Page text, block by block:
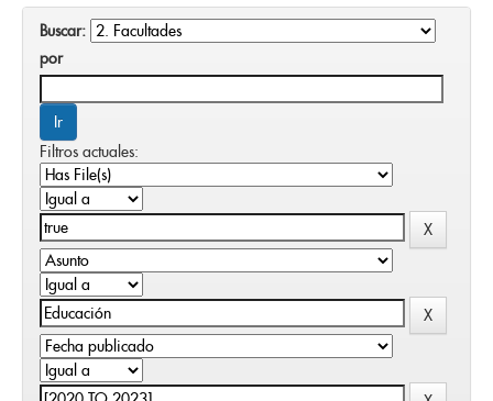
Buscar:
por
Filtros actuales: